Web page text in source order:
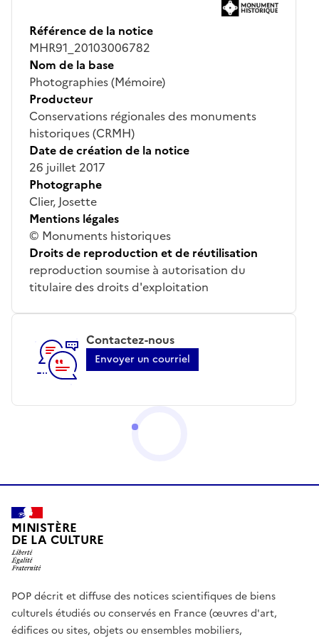
Référence de la notice
MHR91_20103006782
Nom de la base
Photographies (Mémoire)
Producteur
Conservations régionales des monuments
historiques (CRMH)
Date de création de la notice
26 juillet 2017
Photographe
Clier, Josette
Mentions légales
© Monuments historiques
Droits de reproduction et de réutilisation
reproduction soumise à autorisation du
titulaire des droits d'exploitation
Contactez-nous
Envoyer un courriel
MINISTÈRE
DE LA CULTURE
POP décrit et diffuse des notices scientifiques de biens
culturels étudiés ou conservés en France (œuvres d'art,
édifices ou sites, objets ou ensembles mobiliers,